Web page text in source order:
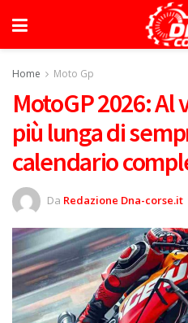
Home Moto Gp
MotoGP 2026: Al
più lunga di
calendario
Da Redazione Dna-corse.it